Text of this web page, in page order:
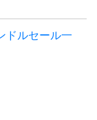
ドルセール一